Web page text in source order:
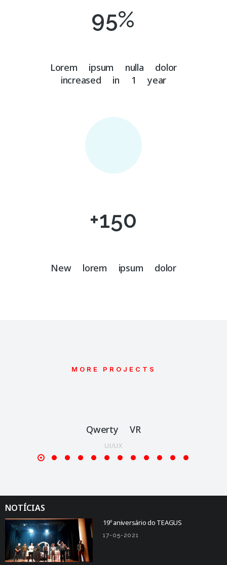
95%
Lorem ipsum nulla dolor
increased in 1 year
+150
New lorem ipsum dolor
MORE PROJECTS
Qwerty VR
UI/UX
NOTÍCIAS
19º aniversário do TEAGUS
17-05-2021